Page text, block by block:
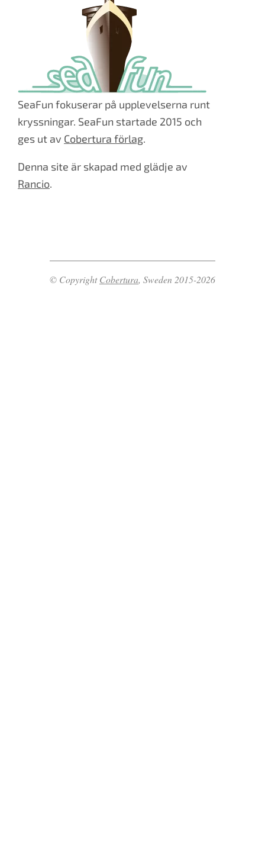
SeaFun fokuserar på upplevelserna runt
kryssningar. SeaFun startade 2015 och
ges ut av Cobertura förlag.
Denna site är skapad med glädje av
Rancio.
© CopyrightCobertura, Sweden 2015-2026